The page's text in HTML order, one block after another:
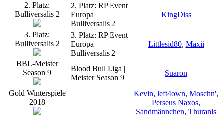
2. Platz:
Bulliversalis 2
2. Platz: RP Event
Europa
Bulliversalis 2
KingDiss
3. Platz:
Bulliversalis 2
3. Platz: RP Event
Europa
Bulliversalis 2
Littlesid80, Maxii
BBL-Meister
Season 9
Blood Bull Liga |
Meister Season 9
Suaron
Gold Winterspiele
2018
Kevin, left4own, Moschn',
Perseus Naxos,
Sandmännchen, Thuranis